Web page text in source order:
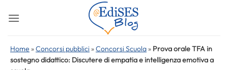
Home »Concorsi pubblici »Concorsi Scuola » Prova orale TFA in
sostegno didattico: Discutere di empatia e intelligenza emotiva a